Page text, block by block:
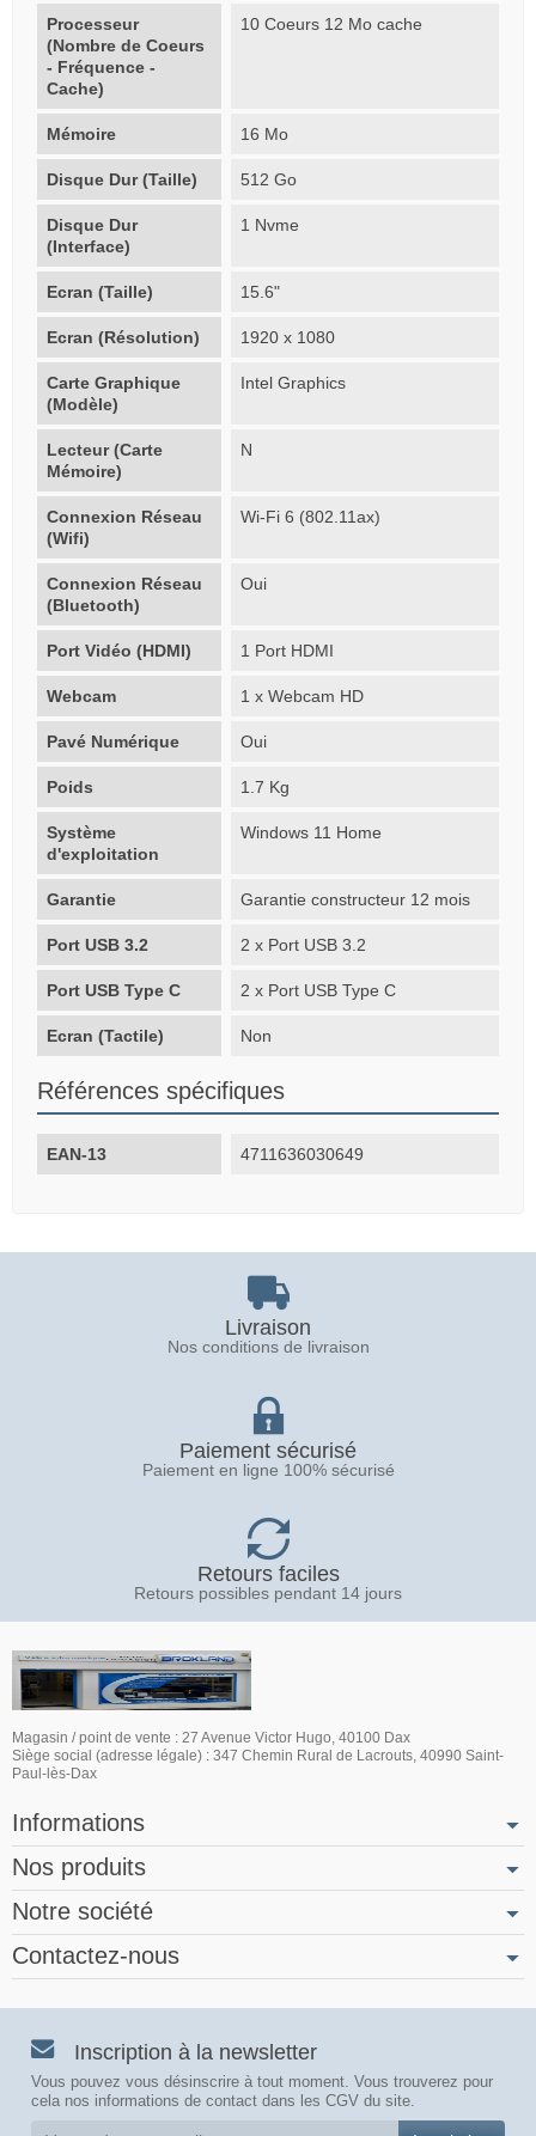
Processeur
(Nombre de Coeurs
- Fréquence -
Cache)
10 Coeurs 12 Mo cache
Mémoire 16 Mo
Disque Dur (Taille) 512 Go
Disque Dur
(Interface)
1 Nvme
Ecran (Taille) 15.6"
Ecran (Résolution) 1920 x 1080
Carte Graphique
(Modèle)
Intel Graphics
Lecteur (Carte
Mémoire)
N
Connexion Réseau
(Wifi)
Wi-Fi 6 (802.11ax)
Connexion Réseau
(Bluetooth)
Oui
Port Vidéo (HDMI) 1 Port HDMI
Webcam 1 x Webcam HD
Pavé Numérique Oui
Poids 1.7 Kg
Système
d'exploitation
Windows 11 Home
Garantie Garantie constructeur 12 mois
Port USB 3.2 2 x Port USB 3.2
Port USB Type C 2 x Port USB Type C
Ecran (Tactile) Non
Références spécifiques
EAN-13 4711636030649
Livraison
Nos conditions de livraison
Paiement sécurisé
Paiement en ligne 100% sécurisé
Retours faciles
Retours possibles pendant 14 jours
Magasin / point de vente : 27 Avenue Victor Hugo, 40100 Dax
Siège social (adresse légale) : 347 Chemin Rural de Lacrouts, 40990 Saint-
Paul-lès-Dax
Informations
Nos produits
Notre société
Contactez-nous
Inscription à la newsletter
Vous pouvez vous désinscrire à tout moment. Vous trouverez pour
cela nos informations de contact dans les CGV du site.